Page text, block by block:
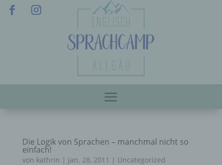
Die Logik von Sprachen – manchmal nicht so
einfach!
von kathrin | Jan. 28, 2011 | Uncategorized